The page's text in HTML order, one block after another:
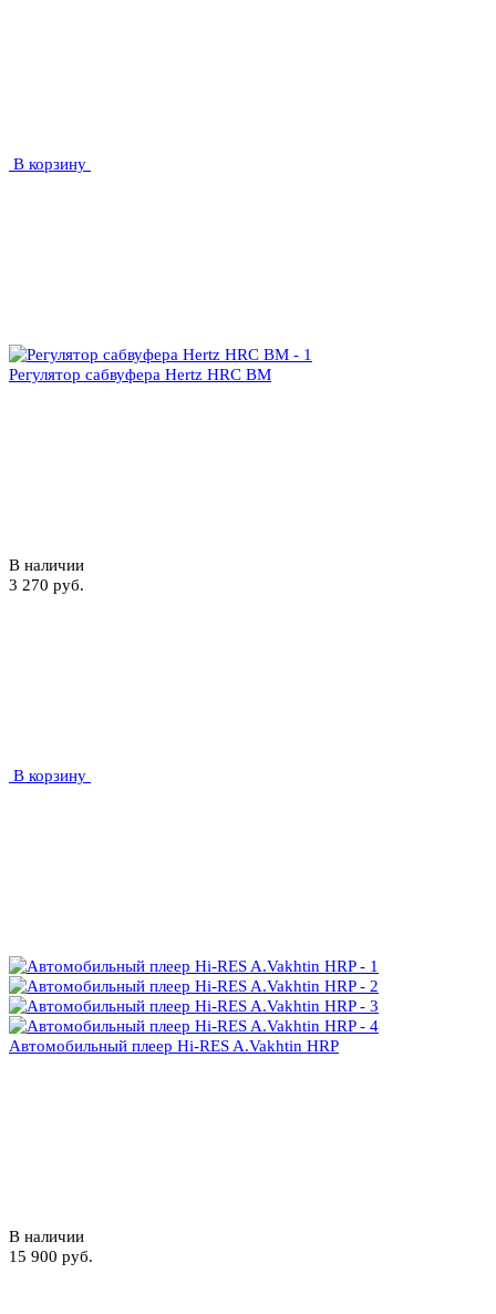
В корзину
Регулятор сабвуфера Hertz HRC BM
В наличии
3 270 руб.
В корзину
Автомобильный плеер Hi-RES A.Vakhtin HRP
В наличии
15 900 руб.